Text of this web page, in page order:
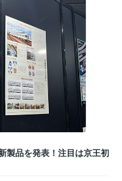
製品を発表！注目は京王初